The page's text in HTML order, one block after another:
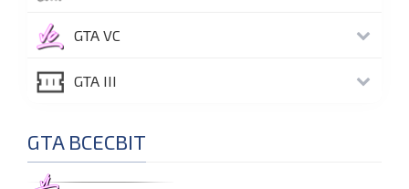
GTA VC
GTA III
GTA ВСЕСВІТ